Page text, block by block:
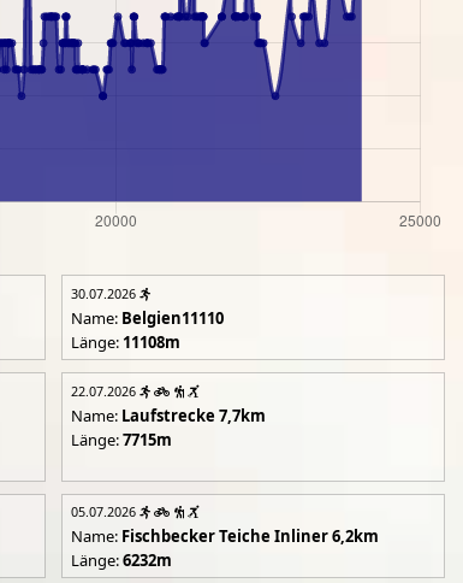
30.07.2026
Name: Belgien11110
Länge: 11108m
22.07.2026
Name: Laufstrecke 7,7km
Länge:7715m
05.07.2026
Name: Fischbecker Teiche Inliner 6,2km
Länge:6232m